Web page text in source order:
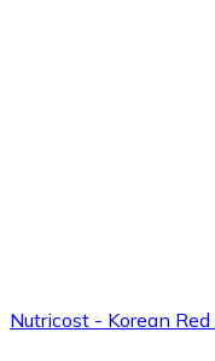
Nutricost - Korean